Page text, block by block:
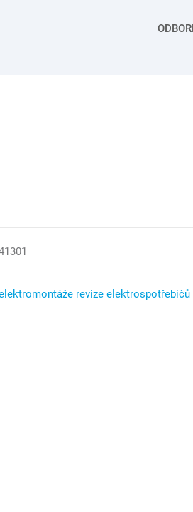
revize